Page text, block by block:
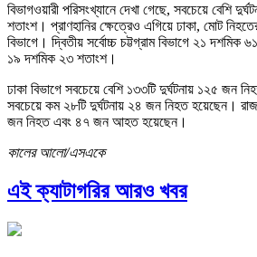
বিভাগওয়ারী পরিসংখ্যানে দেখা গেছে, সবচেয়ে বেশি
শতাংশ। প্রাণহানির ক্ষেত্রেও এগিয়ে ঢাকা, মোট
বিভাগে। দ্বিতীয় সর্বোচ্চ চট্টগ্রাম বিভাগে ২১ দশমিক
১৯ দশমিক ২৩ শতাংশ।
ঢাকা বিভাগে সবচেয়ে বেশি ১৩৩টি দুর্ঘটনায় ১২৫ জন
সবচেয়ে কম ২৮টি দুর্ঘটনায় ২৪ জন নিহত হয়েছেন।
জন নিহত এবং ৪৭ জন আহত হয়েছেন।
কালের আলো/এসএকে
এই ক্যাটাগরির আরও খবর